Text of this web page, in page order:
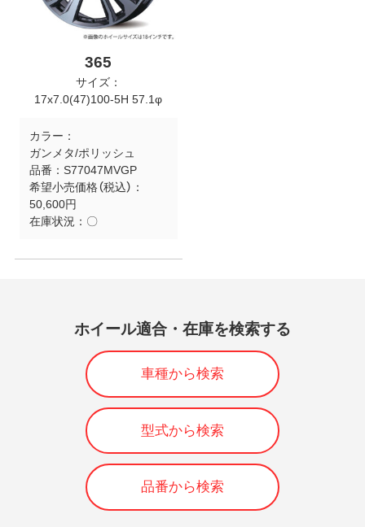
365
サイズ：
17x7.0(47)100-5H 57.1φ
カラー：
ガンメタ/ポリッシュ
品番： S77047MVGP
希望小売価格（税込）：
50,600円
在庫状況： 〇
ホイール適合・在庫を検索する
車種から検索
型式から検索
品番から検索